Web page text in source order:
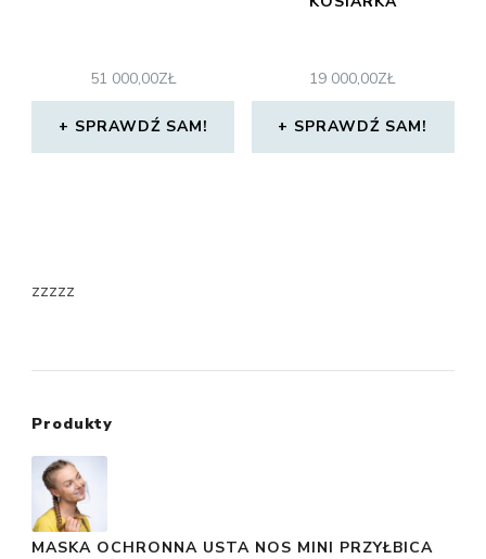
51 000,00ZŁ
SPRAWDŹ SAM!
19 000,00ZŁ
SPRAWDŹ SAM!
zzzzz
Produkty
MASKA OCHRONNA USTA NOS MINI PRZYŁBICA